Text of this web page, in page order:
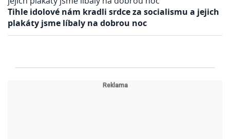
Tihle idolové nám kradli srdce za socialismu a jejich
plakáty jsme líbaly na dobrou noc